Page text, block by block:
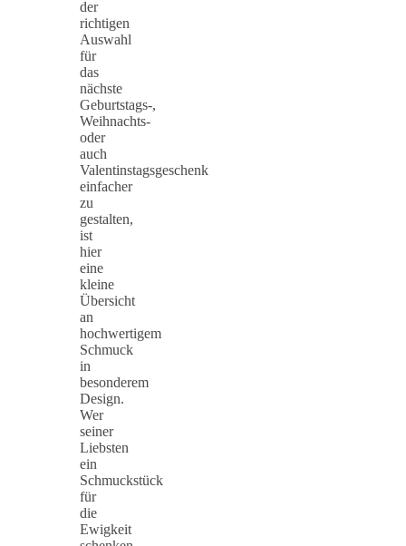
der
richtigen
Auswahl
für
das
nächste
Geburtstags-,
Weihnachts-
oder
auch
Valentinstagsgeschenk
einfacher
zu
gestalten,
ist
hier
eine
kleine
Übersicht
an
hochwertigem
Schmuck
in
besonderem
Design.
Wer
seiner
Liebsten
ein
Schmuckstück
für
die
Ewigkeit